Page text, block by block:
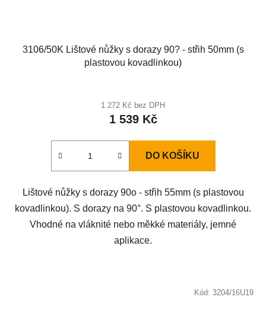
3106/50K Lištové nůžky s dorazy 90? - střih 50mm (s
plastovou kovadlinkou)
1 272 Kč bez DPH
1 539 Kč
DO KOŠÍKU
Lištové nůžky s dorazy 90o - střih 55mm (s plastovou
kovadlinkou). S dorazy na 90°. S plastovou kovadlinkou.
Vhodné na vláknité nebo měkké materiály, jemné
aplikace.
Kód: 3204/16U19